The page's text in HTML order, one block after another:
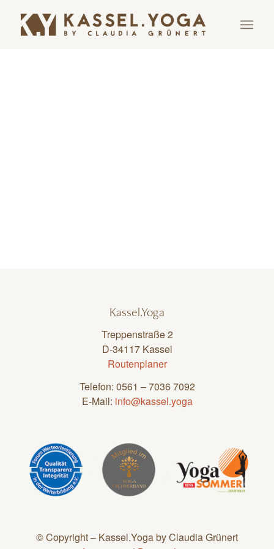
Kassel.Yoga
Treppenstraße 2
D-34117 Kassel
Routenplaner
Telefon: 0561 – 7036 7092
E-Mail: info@kassel.yoga
© Copyright – Kassel.Yoga by Claudia Grünert